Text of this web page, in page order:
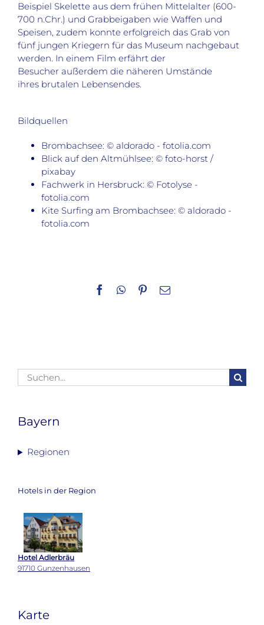
Beispiel Skelette aus dem frühen Mittelalter (600-
700 n.Chr.) und Grabbeigaben wie Waffen und
Speisen, zudem konnte erfolgreich das Grab von
fünf jungen Kriegern für das Museum nachgebaut
werden. In einem Film erfährt der
Besucher außerdem die näheren Umstände
ihres brutalen Lebensendes.
Bildquellen
Brombachsee: © aldorado - fotolia.com
Blick auf den Altmühlsee: © foto-horst /
pixabay
Fachwerk in Hersbruck: © Fotolyse -
fotolia.com
Kite Surfing am Brombachsee: © aldorado -
fotolia.com
Facebook
WhatsApp
Pinterest
E-
Suche
nach:
Bayern
Regionen
Hotels in der Region
Hotel Adlerbräu
91710 Gunzenhausen
Karte